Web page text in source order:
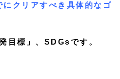
クリアすべき具体的なゴ
目標」、SDGsです。